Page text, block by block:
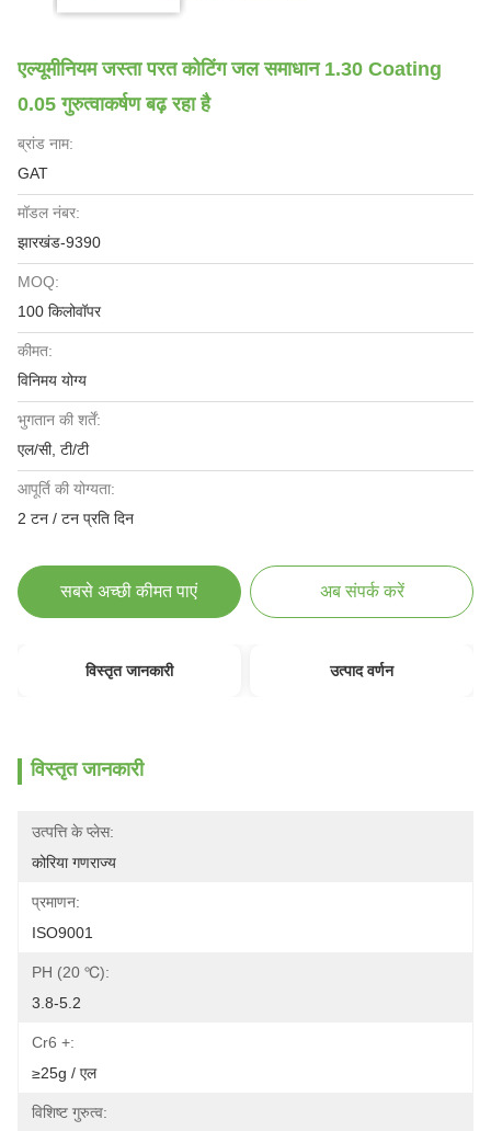
एल्यूमीनियम जस्ता परत कोटिंग जल समाधान 1.30 Coating
0.05 गुरुत्वाकर्षण बढ़ रहा है
ब्रांड नाम:
GAT
मॉडल नंबर:
झारखंड-9390
MOQ:
100 किलोवॉपर
कीमत:
विनिमय योग्य
भुगतान की शर्तें:
एल/सी, टी/टी
आपूर्ति की योग्यता:
2 टन / टन प्रति दिन
सबसे अच्छी कीमत पाएं अब संपर्क करें
विस्तृत जानकारी उत्पाद वर्णन
विस्तृत जानकारी
उत्पत्ति के प्लेस:
कोरिया गणराज्य
प्रमाणन:
ISO9001
PH (20 ℃):
3.8-5.2
Cr6 +:
≥25g / एल
विशिष्ट गुरुत्व: